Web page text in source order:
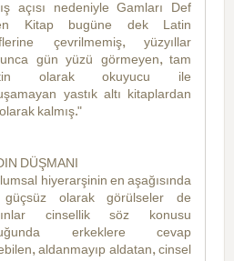
açısı nedeniyle Gamları Def
Kitap bugüne dek Latin
çevrilmemiş, yüzyıllar
gün yüzü görmeyen, tam
olarak okuyucu ile
yastık altı kitaplardan
kalmış."
DÜŞMANI
hiyerarşinin en aşağısında
olarak görülseler de
cinsellik söz konusu
erkeklere cevap
aldanmayıp aldatan, cinsel